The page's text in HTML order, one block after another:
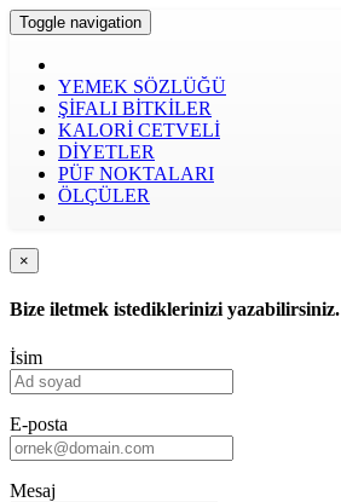
Toggle navigation
YEMEK SÖZLÜĞÜ
ŞİFALI BİTKİLER
KALORİ CETVELİ
DİYETLER
PÜF NOKTALARI
ÖLÇÜLER
×
Bize iletmek istediklerinizi yazabilirsiniz.
İsim
E-posta
Mesaj